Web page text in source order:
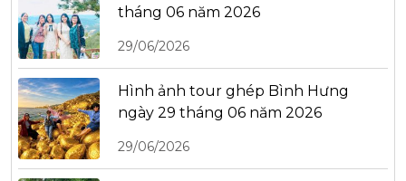
tháng 06 năm 2026
29/06/2026
Hình ảnh tour ghép Bình Hưng
ngày 29 tháng 06 năm 2026
29/06/2026